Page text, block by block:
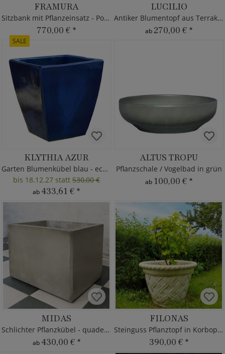
FRAMURA
Sitzbank mit Pflanzeinsatz - Polystone
770,00 € *
LUCILIO
Antiker Blumentopf aus Terrakotta
ab270,00 € *
SALE
KLYTHIA AZUR
Garten Blumenkübel blau - eckig
bis 18.12.27 statt530,00 €
ab 433,61 € *
ALTUS TROPU
Pflanzschale / Vogelbad in grün
ab 100,00 € *
MIDAS
Schlichter Pflanzkübel - quaderförmig
ab 430,00 € *
FILONAS
Steinguss Pflanztopf in Korboptik
390,00 € *